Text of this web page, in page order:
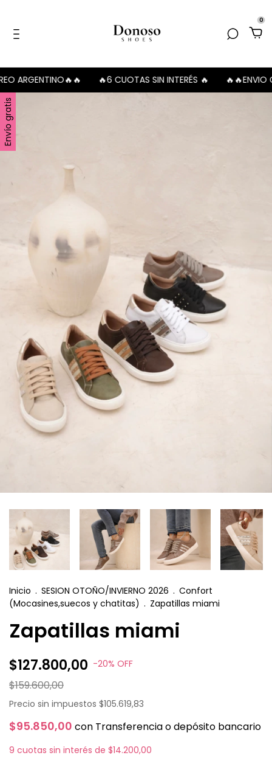
0
ARGENTINO🔥🔥 🔥6 CUOTAS SIN INTERÉS 🔥 🔥🔥ENVIO
Envío gratis
Inicio . SESION OTOÑO/INVIERNO 2026 . Confort
(Mocasines,suecos y chatitas) . Zapatillas miami
Zapatillas miami
$127.800,00 -20% OFF
$159.600,00
Precio sin impuestos $105.619,83
$95.850,00 con Transferencia o depósito bancario
9 cuotas sin interés de $14.200,00